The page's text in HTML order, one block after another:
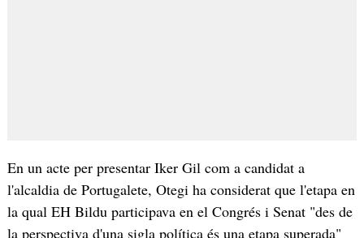
En un acte per presentar Iker Gil com a candidat a
l'alcaldia de Portugalete, Otegi ha considerat que l'etapa en
la qual EH Bildu participava en el Congrés i Senat "des de
la perspectiva d'una sigla política és una etapa superada"